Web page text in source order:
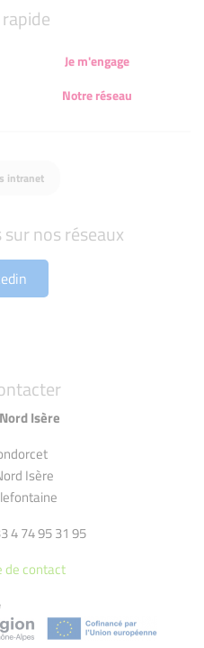
Isère
Isère
4 74 95 31 95
de contact
Je m'engage
Notre réseau
intranet
nos réseaux